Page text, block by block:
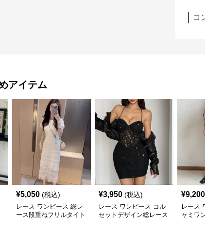
コ
アイテム
¥5,050 (税込)
レース ワンピース 総レ
ース段重ねフリルタイト
¥3,950 (税込)
レース ワンピース コル
セットデザイン総レース
¥9,200
レース
ャミワ